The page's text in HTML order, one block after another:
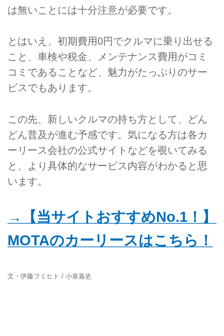
は無いことには十分注意が必要です。
とはいえ、初期費用0円でクルマに乗り出せる
こと、車検や税金、メンテナンス費用がコミ
コミであることなど、魅力がたっぷりのサー
ビスでもあります。
この先、新しいクルマの持ち方として、どん
どん普及が進む予感です。気になる方は各カ
ーリース会社の公式サイトなどを覗いてみる
と、より具体的なサービス内容がわかると思
います。
→【当サイトおすすめNo.1！】
MOTAのカーリースはこちら！
文・伊藤フミヒト / 小泉嘉史